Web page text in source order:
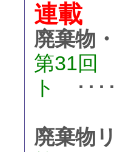
連載
廃棄物
第31回
ト
･･･
廃棄物